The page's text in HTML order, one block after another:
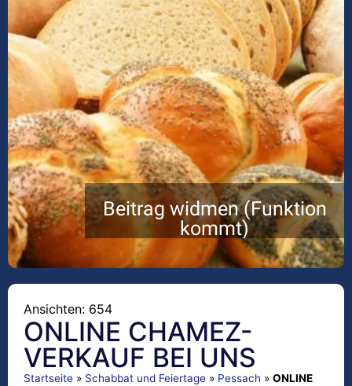
Beitrag widmen (Funktion
kommt)
Ansichten: 654
ONLINE CHAMEZ-
VERKAUF BEI UNS
Startseite » Schabbat und Feiertage » Pessach » ONLINE